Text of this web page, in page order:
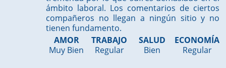
ámbito laboral. Los comentarios de ciertos
compañeros no llegan a ningún sitio y no
tienen fundamento.
AMOR
Muy Bien
TRABAJO
Regular
SALUD
Bien
ECONOMÍA
Regular